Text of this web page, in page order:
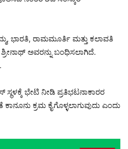
ಭಾರತಿ, ರಾಮಮೂರ್ತಿ ಮತ್ತು ಕಲಾವತಿ
ಅವರನ್ನು ಬಂಧಿಸಲಾಗಿದೆ.
ಭೇಟಿ ನೀಡಿ ಪ್ರತಿಭಟನಾಕಾರರ
ಕ್ರಮ ಕೈಗೊಳ್ಳಲಾಗುವುದು ಎಂದು